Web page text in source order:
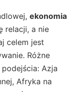
ekonomia
relacji, a nie
celem jest
Różne
Azja
Afryka na